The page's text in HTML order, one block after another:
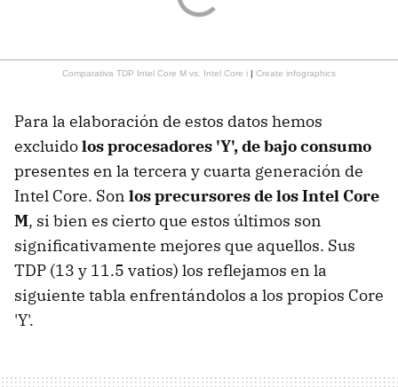
Comparativa TDP Intel Core M vs. Intel Core i | Create infographics
Para la elaboración de estos datos hemos
excluidolos procesadores 'Y', de bajo consumo
presentes en la tercera y cuarta generación de
Intel Core. Son los precursores de los Intel Core
M, si bien es cierto que estos últimos son
significativamente mejores que aquellos. Sus
TDP (13 y 11.5 vatios) los reflejamos en la
siguiente tabla enfrentándolos a los propios Core
'Y'.